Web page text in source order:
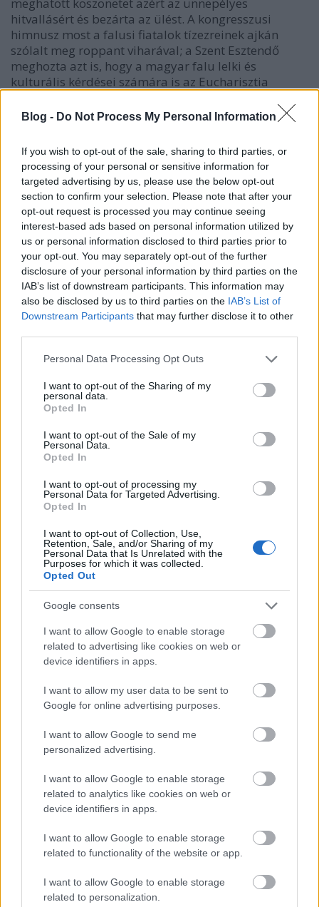
Blog - Do Not Process My Personal Information
If you wish to opt-out of the sale, sharing to third parties, or
processing of your personal or sensitive information for
targeted advertising by us, please use the below opt-out
section to confirm your selection. Please note that after your
opt-out request is processed you may continue seeing
interest-based ads based on personal information utilized by
us or personal information disclosed to third parties prior to
your opt-out. You may separately opt-out of the further
disclosure of your personal information by third parties on the
IAB’s list of downstream participants. This information may
also be disclosed by us to third parties on the IAB’s List of
Downstream Participants that may further disclose it to other
Please note that this website/app uses one or more Google
not limited to your visit or usage behaviour. You may click to
grant or deny consent to Google and its third-party tags to
use your data for below specified purposes in below Google
consent section.
Personal Data Processing Opt Outs
I want to opt-out of the Sharing of my
personal data.
Opted In
I want to opt-out of the Sale of my
Personal Data.
Opted In
I want to opt-out of processing my
Personal Data for Targeted Advertising.
Opted In
I want to opt-out of Collection, Use,
Retention, Sale, and/or Sharing of my
Personal Data that Is Unrelated with the
Purposes for which it was collected.
Opted Out
Google consents
I want to allow Google to enable storage
related to advertising like cookies on web or
device identifiers in apps.
I want to allow my user data to be sent to
Google for online advertising purposes.
I want to allow Google to send me
personalized advertising.
I want to allow Google to enable storage
related to analytics like cookies on web or
device identifiers in apps.
I want to allow Google to enable storage
related to functionality of the website or app.
I want to allow Google to enable storage
related to personalization.
hitvallásért és bezárta az ülést. A kongresszusi
himnusz most a falusi fiatalok tízezreinek ajkán
szólalt meg roppant viharával; a Szent Esztendő
meghozta azt is, hogy a magyar falu lelki és
kulturális kérdései számára is az Eucharisztia
Az 1938-as Eucharisztikus Világkongresszus fontos
mérföldkő volt a Kerkai Jenő által 1935 őszén
elindított mozgalom életében, hiszen ekkor tett szert
országos ismertségre a rendkívüli dinamizmussal
fejlődő közösség. A KALOT kongresszusi jelenléte
azonban nem volt problémamentes. Ahogy Balogh
Margit a mozgalomról szóló könyvében fogalmaz: „a
Múzeum körútnál feltartoztatták a menetet, és azon
a címen, hogy elkéstek, nem engedték ráfordulni
őket a hivatalos felvonulási útra. A sérelemből
haszon kovácsolódott: Imrédy fogadta Kerkait, aki
igy szerét ejthette, hogy személyesen bemutassa
[8]
következőképp örökítette meg naplójában az
eseményeket: „Bennünket, agrárifjakat, kis mellőzés
talán fel is fújtuk, s így most sokan igyekeznek
bennünket engesztelni, aminek nagyszerű haszna
főkapitánynak, hogy jelentést kér a felelősség
kivizsgálásáról, amikor P. Kerkai elpanaszolt neki
az Eucharisztikus Világkongresszus, egyelőre nem
találtam forrást, de talán nem lehetett nagyon más,
mint ahogy azt legjobb barátja és munkatársa, P.
Nagy Töhötöm megélte, aki a naplóján 1938. május
31-én a következőket jegyezte fel:
„Lezajlott az Eucharisztikus Világkongresszus. Mi is
felvonultunk, kb. 1500 faluból 15 000 parasztlegény.